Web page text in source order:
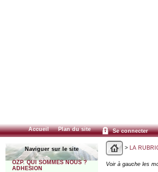
Accueil Plan du site Se connecter
Naviguer sur le site
OZP. QUI SOMMES NOUS ?
ADHESION
> LA
Voir à gauche les